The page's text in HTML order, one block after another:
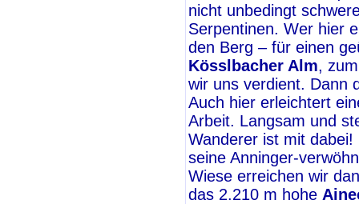
nicht unbedingt
Serpentinen. Wer hier
den Berg – für einen
Kösslbacher Alm,
wir uns verdient. Dann
Auch hier erleichtert
Arbeit. Langsam und
Wanderer ist mit
seine Anninger-
Wiese erreichen wir
das 2.210 m hohe